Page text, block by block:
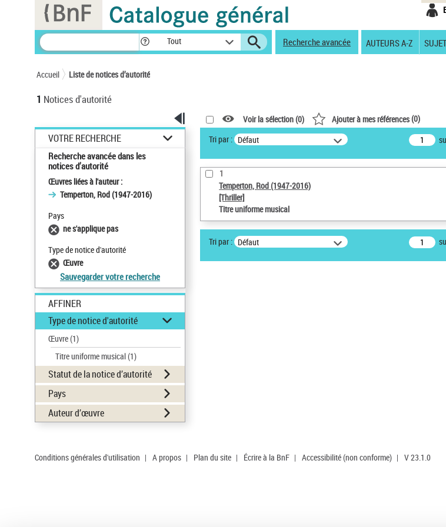
Tout Recherche avancée AUTEURS A-Z
Accueil Liste de notices d’autorité
1 Notices d'autorité
VOTRE RECHERCHE
Recherche avancée dans les
notices d’autorité
Œuvres liées à l'auteur :
Temperton, Rod (1947-2016)
Pays
ne s'applique pas
Type de notice d'autorité
Œuvre
Sauvegarder votre recherche
AFFINER
Type de notice d'autorité
Œuvre(1)
Titre uniforme musical(1)
Statut de la notice d’autorité
Pays
Auteur d’œuvre
Voir la sélection (0) Ajouter à mes références(0)
Tri par : Défaut
1
Temperton, Rod (1947-2016)
[Thriller]
Titre uniforme musical
Tri par : Défaut
Conditions générales d'utilisation | A propos | Plan du site | Écrire à la BnF | Accessibilité (non conforme) | V 23.1.0
Panneau de gestion des cookies